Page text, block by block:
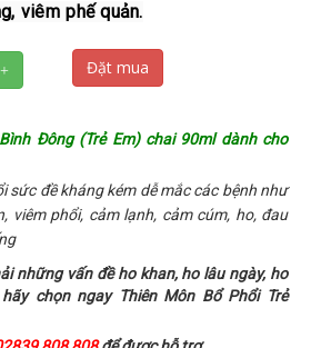
viêm phế quản.
Đặt mua
Đông (Trẻ Em) chai 90ml dành cho
sức đề kháng kém dễ mắc các bệnh như
viêm phổi, cảm lạnh, cảm cúm, ho, đau
những vấn đề ho khan, ho lâu ngày, ho
chọn ngay Thiên Môn Bổ Phổi Trẻ